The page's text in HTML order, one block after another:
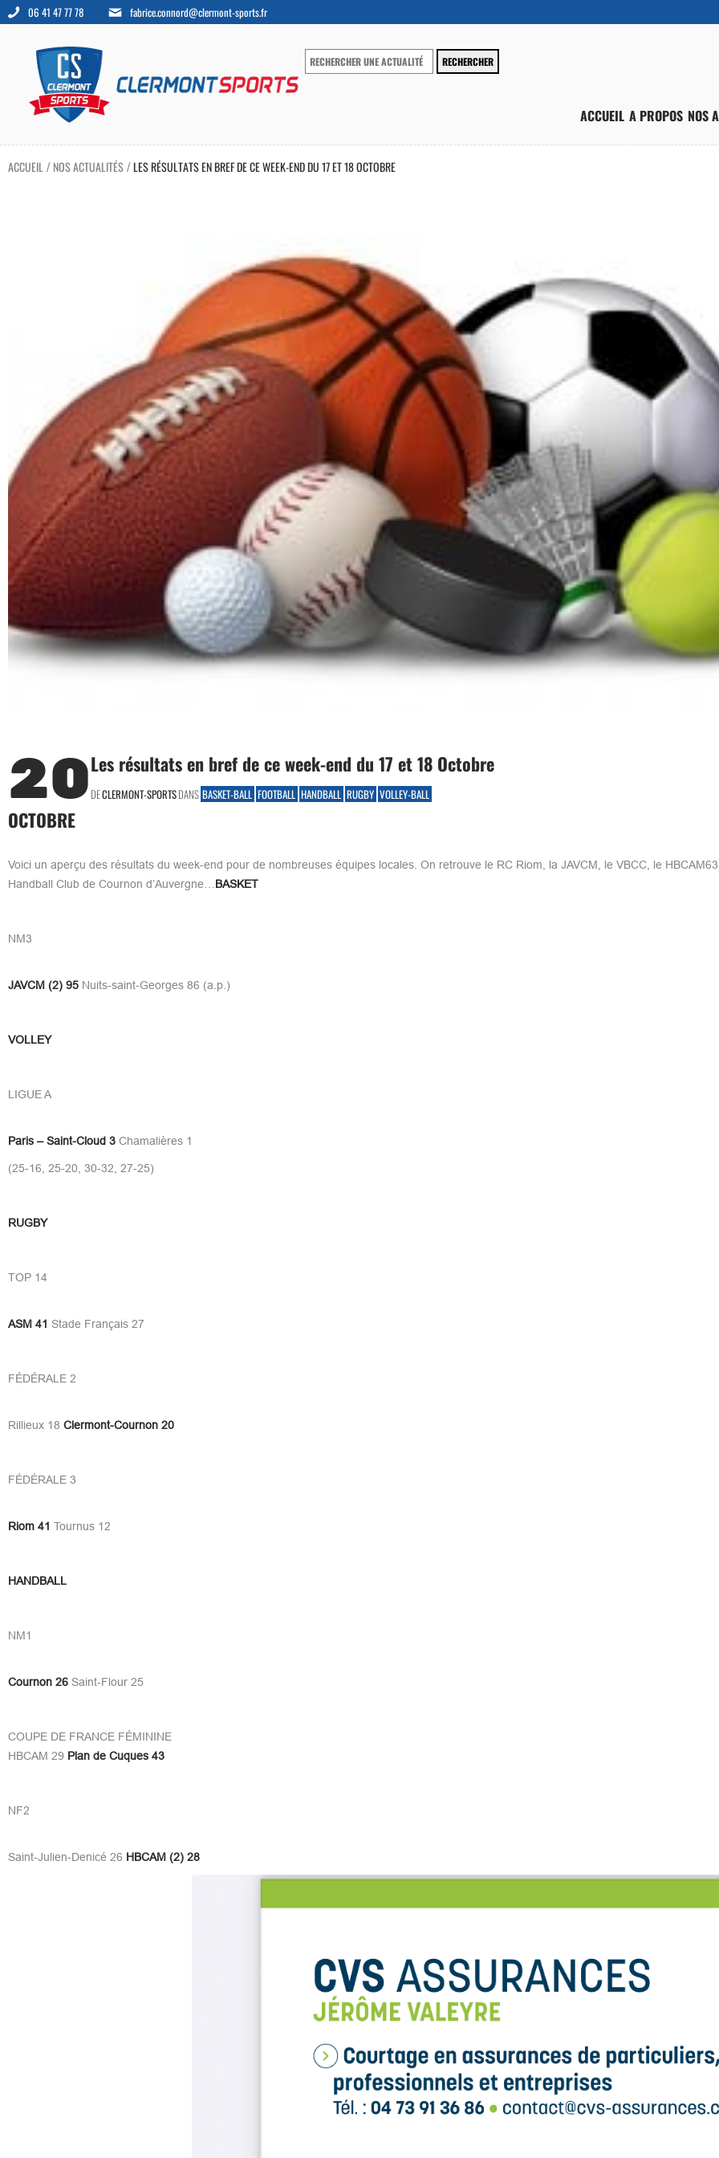
06 41 47 77 78 fabrice.connord@clermont-sports.fr
ACCUEIL A PROPOS NOS
ACCUEIL / NOS ACTUALITÉS/LES RÉSULTATS EN BREF DE CE WEEK-END DU 17 ET 18 OCTOBRE
20
OCTOBRE
Les résultats en bref de ce week-end du 17 et 18 Octobre
DECLERMONT-SPORTSDANS BASKET-BALL FOOTBALL HANDBALL RUGBY VOLLEY-BALL
Voici un aperçu des résultats du week-end pour de nombreuses équipes locales. On retrouve le RC Riom, la JAVCM, le VBCC, le
Handball Club de Cournon d’Auvergne… BASKET
NM3
JAVCM (2) 95Nuits-saint-Georges 86 (a.p.)
VOLLEY
LIGUE A
Paris – Saint-Cloud 3Chamalières 1
(25-16, 25-20, 30-32, 27-25)
RUGBY
TOP 14
ASM 41 Stade Français 27
FÉDÉRALE 2
Rillieux 18 Clermont-Cournon 20
FÉDÉRALE 3
Riom 41 Tournus 12
HANDBALL
NM1
Cournon 26Saint-Flour 25
COUPE DE FRANCE FÉMININE
HBCAM 29 Plan de Cuques 43
NF2
Saint-Julien-Denicé 26 HBCAM (2) 28